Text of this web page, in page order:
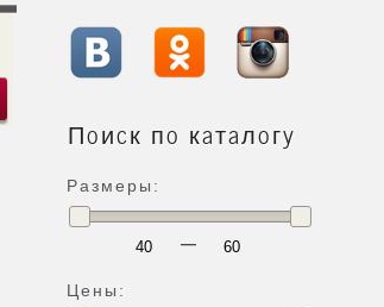
Поиск по каталогу
Размеры:
—
Цены: